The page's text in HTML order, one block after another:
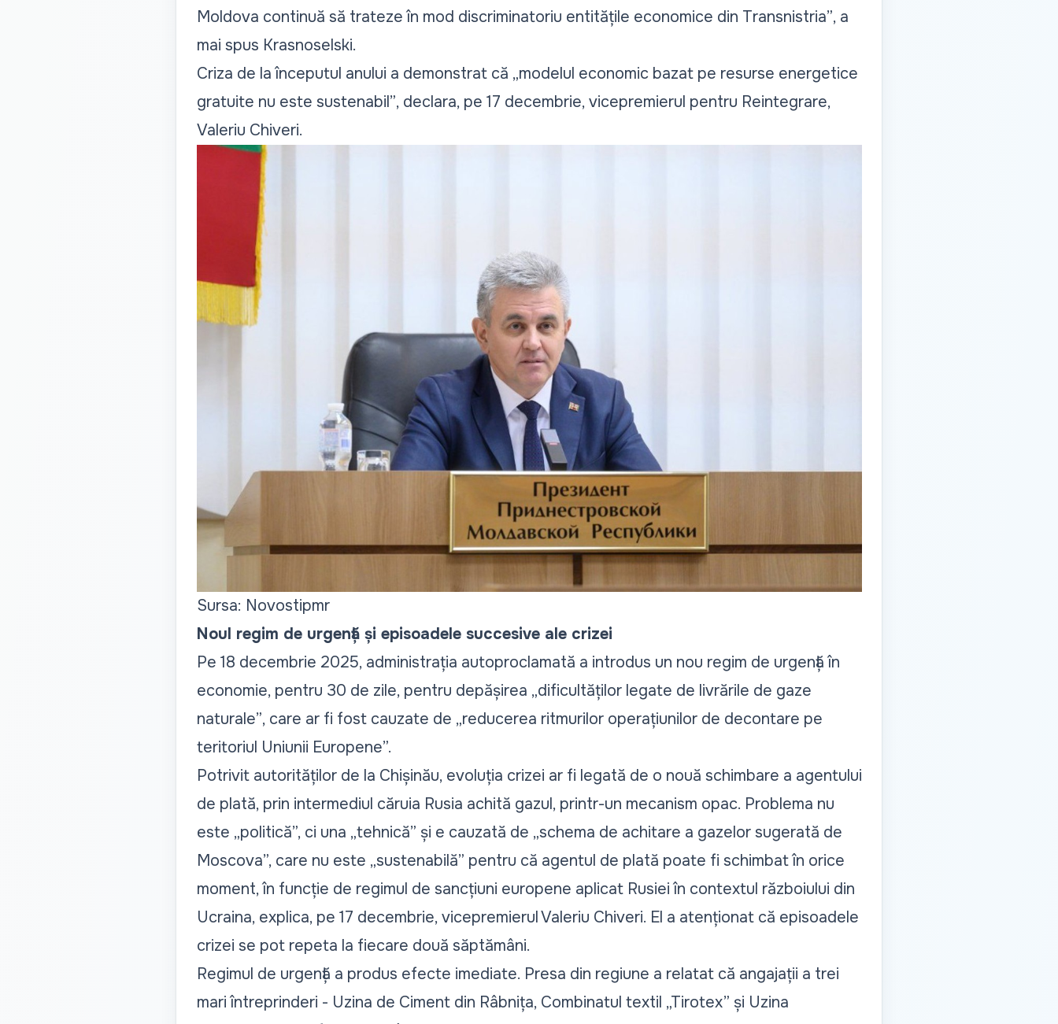
Moldova continuă să trateze în mod discriminatoriu entitățile economice din Transnistria”, a
mai spus Krasnoselski.
Criza de la începutul anului a demonstrat că „modelul economic bazat pe resurse energetice
gratuite nu este sustenabil”, declara, pe 17 decembrie, vicepremierul pentru Reintegrare,
Valeriu Chiveri.
Sursa: Novostipmr
Noul regim de urgență și episoadele succesive ale crizei
Pe 18 decembrie 2025, administrația autoproclamată a introdus un nou regim de urgență în
economie, pentru 30 de zile, pentru depășirea „dificultăților legate de livrările de gaze
naturale”, care ar fi fost cauzate de „reducerea ritmurilor operațiunilor de decontare pe
teritoriul Uniunii Europene”.
Potrivit autorităților de la Chișinău, evoluția crizei ar fi legată de o nouă schimbare a agentului
de plată, prin intermediul căruia Rusia achită gazul, printr-un mecanism opac. Problema nu
este „politică”, ci una „tehnică” și e cauzată de „schema de achitare a gazelor sugerată de
Moscova”, care nu este „sustenabilă” pentru că agentul de plată poate fi schimbat în orice
moment, în funcție de regimul de sancțiuni europene aplicat Rusiei în contextul războiului din
Ucraina, explica, pe 17 decembrie, vicepremierul Valeriu Chiveri. El a atenționat că episoadele
crizei se pot repeta la fiecare două săptămâni.
Regimul de urgență a produs efecte imediate. Presa din regiune a relatat că angajații a trei
mari întreprinderi - Uzina de Ciment din Râbnița, Combinatul textil „Tirotex” și Uzina